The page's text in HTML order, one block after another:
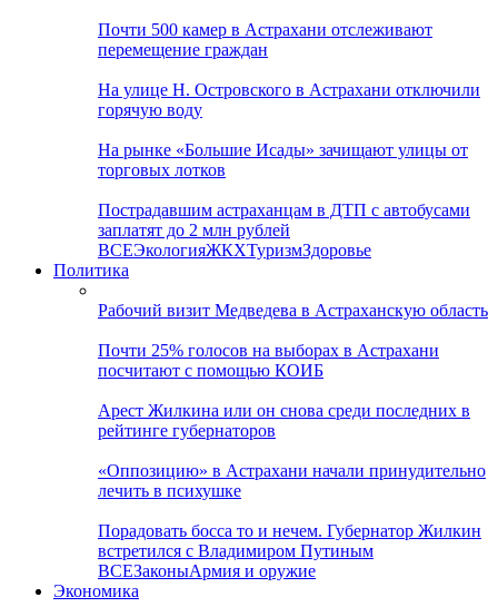
Почти 500 камер в Астрахани отслеживают
перемещение граждан
На улице Н. Островского в Астрахани отключили
горячую воду
На рынке «Большие Исады» зачищают улицы от
торговых лотков
Пострадавшим астраханцам в ДТП с автобусами
заплатят до 2 млн рублей
ВСЕЭкологияЖКХТуризмЗдоровье
Политика
Рабочий визит Медведева в Астраханскую область
Почти 25% голосов на выборах в Астрахани
посчитают с помощью КОИБ
Арест Жилкина или он снова среди последних в
рейтинге губернаторов
«Оппозицию» в Астрахани начали принудительно
лечить в психушке
Порадовать босса то и нечем. Губернатор Жилкин
встретился с Владимиром Путиным
ВСЕЗаконыАрмия и оружие
Экономика